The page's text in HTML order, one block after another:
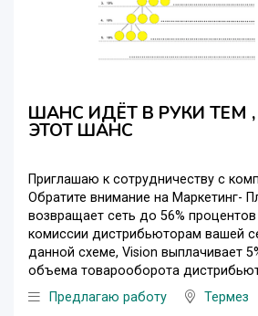
ШАНС ИДЁТ В РУКИ ТЕМ ,
ЭТОТ ШАНС
Приглашаю к сотрудничеству с
Обратите внимание на Маркетинг-
возвращает сеть до 56%
комиссии дистрибьюторам вашей
данной схеме, Vision выплачивает
объема товарооборота
Предлагаю работу
Термез